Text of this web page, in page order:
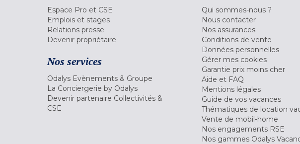
Espace Pro et CSE
Emplois et stages
Relations presse
Devenir propriétaire
Nos services
Odalys Evènements & Groupe
La Conciergerie by Odalys
Devenir partenaire Collectivités &
CSE
Qui sommes-nous ?
Nous contacter
Nos assurances
Conditions de vente
Données personnelles
Gérer mes cookies
Garantie prix moins cher
Aide et FAQ
Mentions légales
Guide de vos vacances
Thématiques de location
Vente de mobil-home
Nos engagements RSE
Nos gammes Odalys